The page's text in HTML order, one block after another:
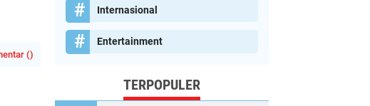
()
Internasional
Entertainment
TERPOPULER